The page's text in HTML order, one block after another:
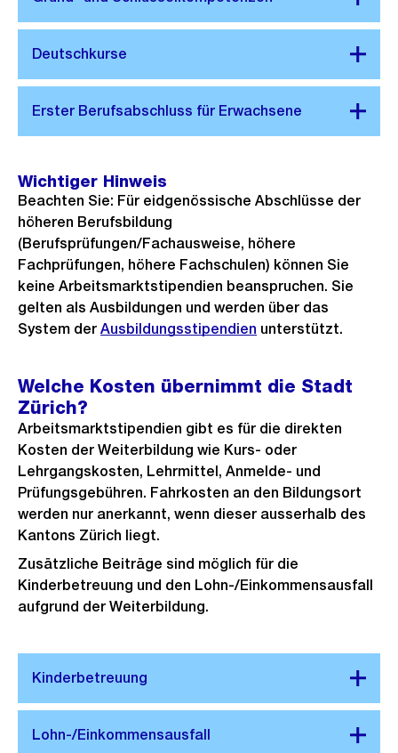
Wichtiger Hinweis
Beachten Sie: Für eidgenössische Abschlüsse der
höheren Berufsbildung
(Berufsprüfungen/Fachausweise, höhere
Fachprüfungen, höhere Fachschulen) können Sie
keine Arbeitsmarktstipendien beanspruchen. Sie
gelten als Ausbildungen und werden über das
System der Ausbildungsstipendien unterstützt.
Welche Kosten übernimmt die Stadt
Zürich?
Arbeitsmarktstipendien gibt es für die direkten
Kosten der Weiterbildung wie Kurs- oder
Lehrgangskosten, Lehrmittel, Anmelde- und
Prüfungsgebühren. Fahrkosten an den Bildungsort
werden nur anerkannt, wenn dieser ausserhalb des
Kantons Zürich liegt.
Zusätzliche Beiträge sind möglich für die
Kinderbetreuung und den Lohn-/Einkommensausfall
aufgrund der Weiterbildung.